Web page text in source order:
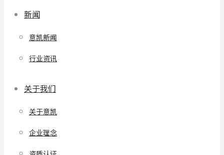
新闻
意凯新闻
行业资讯
关于我们
关于意凯
企业理念